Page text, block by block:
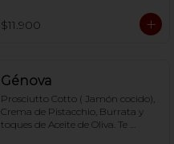
óptima ;)
$11.900
Génova
Prosciutto Cotto ( Jamón cocido),
Crema de Pistacchio, Burrata y
toques de Aceite de Oliva. Te